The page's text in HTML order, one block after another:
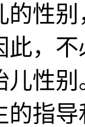
的性
此，
儿性
的指